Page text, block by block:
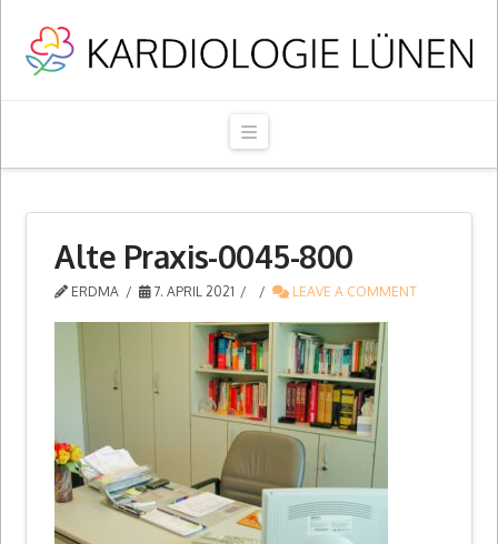
Navigation
Alte Praxis-0045-800
ERDMA 7. APRIL 2021 LEAVE A COMMENT